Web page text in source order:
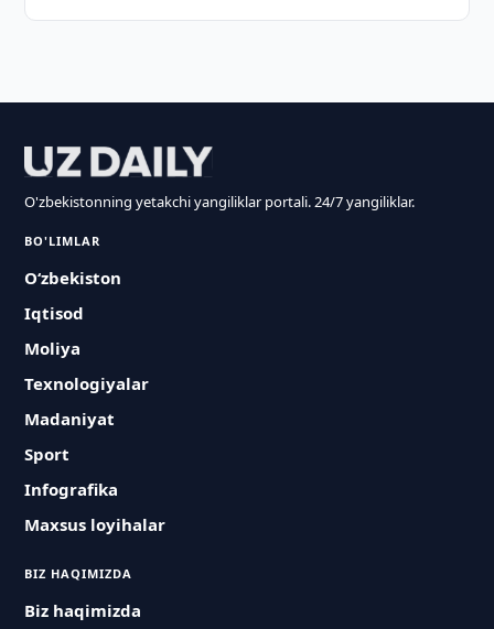
O'zbekistonning yetakchi yangiliklar portali. 24/7 yangiliklar.
BO'LIMLAR
O‘zbekiston
Iqtisod
Moliya
Texnologiyalar
Madaniyat
Sport
Infografika
Maxsus loyihalar
BIZ HAQIMIZDA
Biz haqimizda